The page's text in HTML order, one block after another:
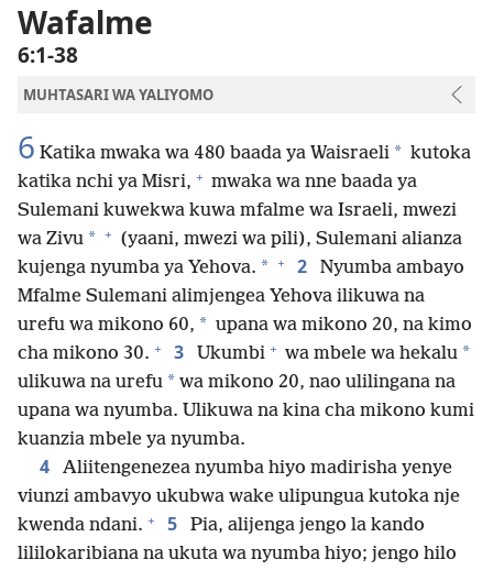
Wafalme
6:1-38
MUHTASARI WA YALIYOMO
6 Katika mwaka wa 480 baada ya Waisraeli * kutoka
katika nchi ya Misri, + mwaka wa nne baada ya
Sulemani kuwekwa kuwa mfalme wa Israeli, mwezi
wa Zivu * + (yaani, mwezi wa pili), Sulemani alianza
kujenga nyumba ya Yehova. * + 2
Nyumba ambayo
Mfalme Sulemani alimjengea Yehova ilikuwa na
urefu wa mikono 60, * upana wa mikono 20, na kimo
cha mikono 30. + 3 Ukumbi + wa mbele wa hekalu *
ulikuwa na urefu * wa mikono 20, nao ulilingana na
upana wa nyumba. Ulikuwa na kina cha mikono kumi
kuanzia mbele ya nyumba.
4
Aliitengenezea nyumba hiyo madirisha yenye
viunzi ambavyo ukubwa wake ulipungua kutoka nje
kwenda ndani. + 5
Pia, alijenga jengo la kando
lililokaribiana na ukuta wa nyumba hiyo; jengo hilo